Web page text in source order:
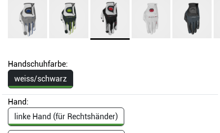
Handschuhfarbe:
weiss/schwarz
Hand:
linke Hand (für Rechtshänder)